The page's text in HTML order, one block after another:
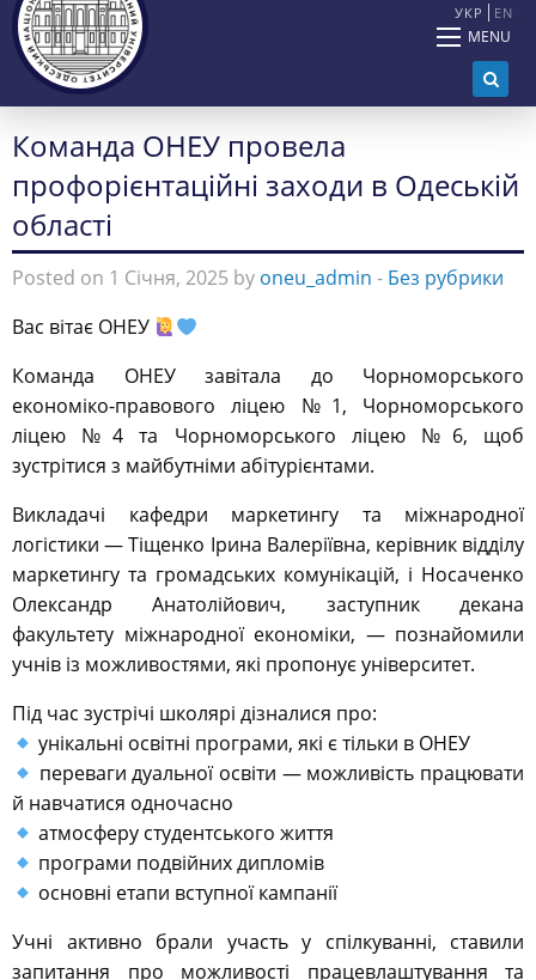
УКР EN
MENU
Команда ОНЕУ провела
профорієнтаційні заходи в Одеській
області
Posted on 1 Січня, 2025 by oneu_admin - Без рубрики
Вас вітає ОНЕУ
Команда ОНЕУ завітала до Чорноморського
економіко-правового ліцею №1, Чорноморського
ліцею №4 та Чорноморського ліцею №6, щоб
зустрітися з майбутніми абітурієнтами.
Викладачі кафедри маркетингу та міжнародної
логістики — Тіщенко Ірина Валеріївна, керівник відділу
маркетингу та громадських комунікацій, і Носаченко
Олександр Анатолійович, заступник декана
факультету міжнародної економіки, — познайомили
учнів із можливостями, які пропонує університет.
Під час зустрічі школярі дізналися про:
унікальні освітні програми, які є тільки в ОНЕУ
переваги дуальної освіти — можливість працювати
й навчатися одночасно
атмосферу студентського життя
програми подвійних дипломів
основні етапи вступної кампанії
Учні активно брали участь у спілкуванні, ставили
запитання про можливості працевлаштування та